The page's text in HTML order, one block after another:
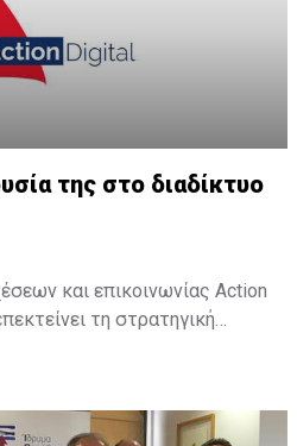
της στο διαδίκτυο
και επικοινωνίας Action
τη στρατηγική
ταχέως μεταβαλλόμενο
η Action Digital και η Action